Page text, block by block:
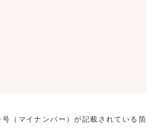
（マイナンバー）が記載されている箇